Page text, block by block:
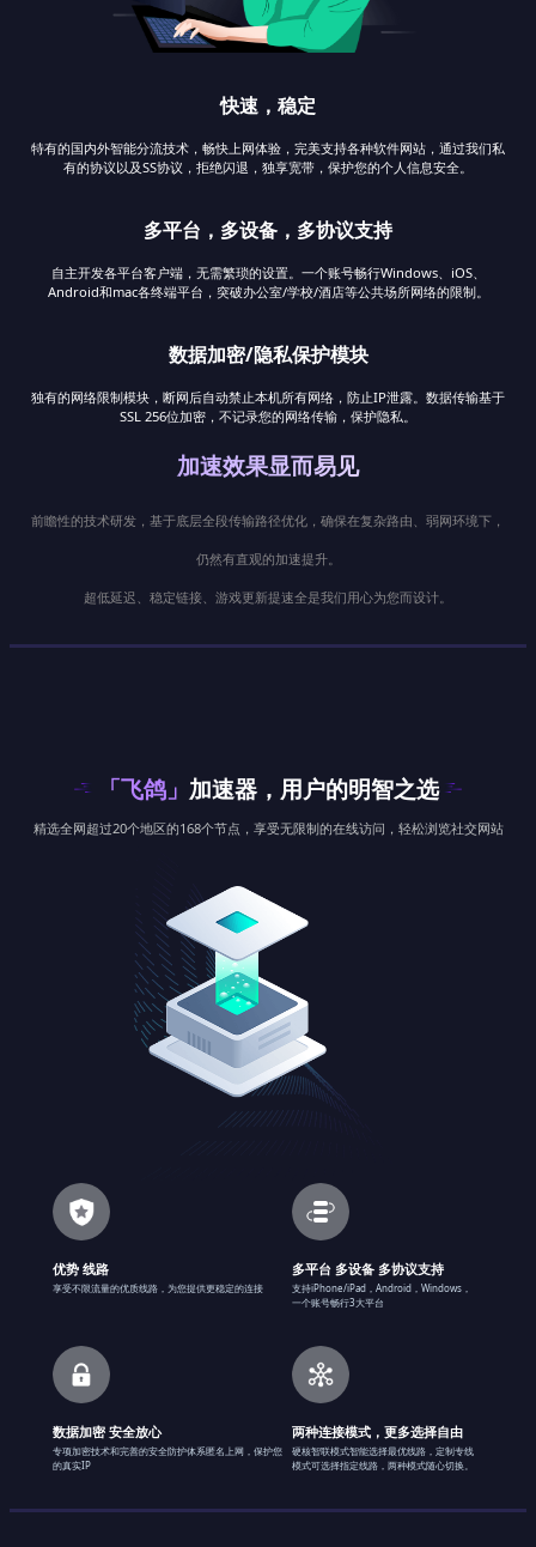
快速，稳定
特有的国内外智能分流技术，畅快上网体验，完美支持各种软件网站，通过我们私
有的协议以及SS协议，拒绝闪退，独享宽带，保护您的个人信息安全。
多平台，多设备，多协议支持
自主开发各平台客户端，无需繁琐的设置。一个账号畅行Windows、iOS、
Android和mac各终端平台，突破办公室/学校/酒店等公共场所网络的限制。
数据加密/隐私保护模块
独有的网络限制模块，断网后自动禁止本机所有网络，防止IP泄露。数据传输基于
SSL 256位加密，不记录您的网络传输，保护隐私。
加速效果显而易见
前瞻性的技术研发，基于底层全段传输路径优化，确保在复杂路由、弱网环境下，
仍然有直观的加速提升。
超低延迟、稳定链接、游戏更新提速全是我们用心为您而设计。
「飞鸽」 加速器，用户的明智之选
精选全网超过20个地区的168个节点，享受无限制的在线访问，轻松浏览社交网站
优势 线路
享受不限流量的优质线路，为您提供更稳定的连接
数据加密 安全放心
专项加密技术和完善的安全防护体系匿名上网，保护您
的真实IP
多平台 多设备 多协议支持
支持iPhone/iPad，Android，Windows，
一个账号畅行3大平台
两种连接模式，更多选择自由
硬核智联模式智能选择最优线路，定制专线
模式可选择指定线路，两种模式随心切换。